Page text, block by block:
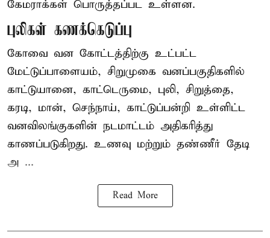
கேமராக்கள் பொருத்தப்பட உள்ளன.
புலிகள் கணக்கெடுப்பு
கோவை வன கோட்டத்திற்கு உட்பட்ட
மேட்டுப்பாளையம், சிறுமுகை வனப்பகுதிகளில்
காட்டுயானை, காட்டெருமை, புலி, சிறுத்தை,
கரடி, மான், செந்நாய், காட்டுப்பன்றி உள்ளிட்ட
வனவிலங்குகளின் நடமாட்டம் அதிகரித்து
காணப்படுகிறது. உணவு மற்றும் தண்ணீர் தேடி
அ ...
Read More